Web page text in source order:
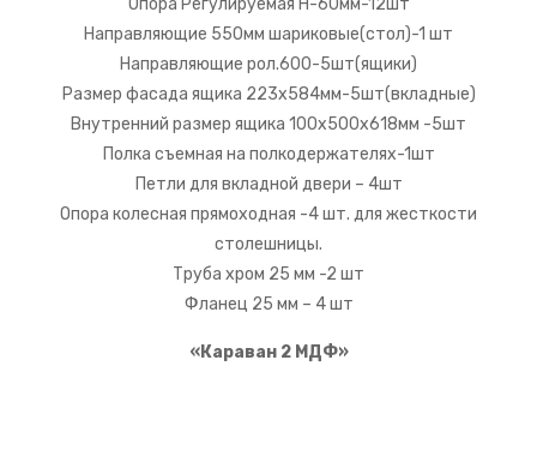
Опора Регулируемая Н-60мм-12шт
Направляющие 550мм шариковые(стол)-1 шт
Направляющие рол.600-5шт(ящики)
Размер фасада ящика 223х584мм-5шт(вкладные)
Внутренний размер ящика 100х500х618мм -5шт
Полка съемная на полкодержателях-1шт
Петли для вкладной двери – 4шт
Опора колесная прямоходная -4 шт. для жесткости
столешницы.
Труба хром 25 мм -2 шт
Фланец 25 мм – 4 шт
«Караван 2 МДФ»